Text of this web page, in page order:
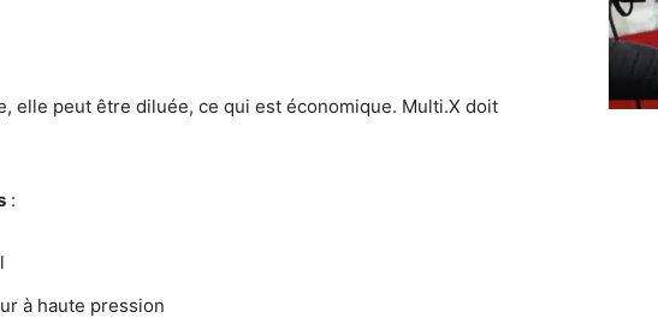
elle peut être diluée, ce qui est économique. Multi.X doit
:
à haute pression